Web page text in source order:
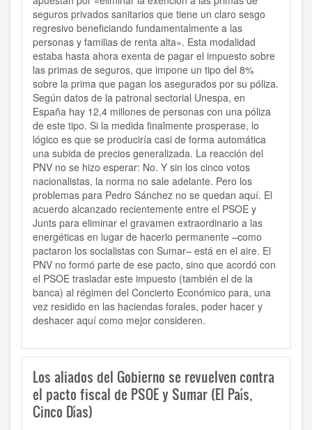
seguros privados sanitarios que tiene un claro sesgo
regresivo beneficiando fundamentalmente a las
personas y familias de renta alta». Esta modalidad
estaba hasta ahora exenta de pagar el impuesto sobre
las primas de seguros, que impone un tipo del 8%
sobre la prima que pagan los asegurados por su póliza.
Según datos de la patronal sectorial Unespa, en
España hay 12,4 millones de personas con una póliza
de este tipo. Si la medida finalmente prosperase, lo
lógico es que se produciría casi de forma automática
una subida de precios generalizada. La reacción del
PNV no se hizo esperar: No. Y sin los cinco votos
nacionalistas, la norma no sale adelante. Pero los
problemas para Pedro Sánchez no se quedan aquí. El
acuerdo alcanzado recientemente entre el PSOE y
Junts para eliminar el gravamen extraordinario a las
energéticas en lugar de hacerlo permanente –como
pactaron los socialistas con Sumar– está en el aire. El
PNV no formó parte de ese pacto, sino que acordó con
el PSOE trasladar este impuesto (también el de la
banca) al régimen del Concierto Económico para, una
vez residido en las haciendas forales, poder hacer y
deshacer aquí como mejor consideren.
Los aliados del Gobierno se revuelven contra
el pacto fiscal de PSOE y Sumar (El País,
Cinco Días)